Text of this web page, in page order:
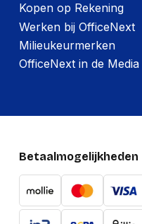
Kopen op Rekening
Werken bij OfficeNext
Milieukeurmerken
OfficeNext in de Media
Betaalmogelijkheden